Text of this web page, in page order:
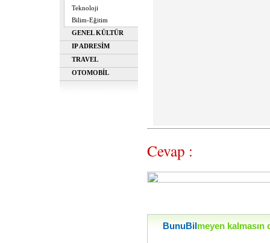
Teknoloji
Bilim-Eğitim
GENEL KÜLTÜR
IP ADRESİM
TRAVEL
OTOMOBİL
Cevap :
BunuBil meyen kalmasın